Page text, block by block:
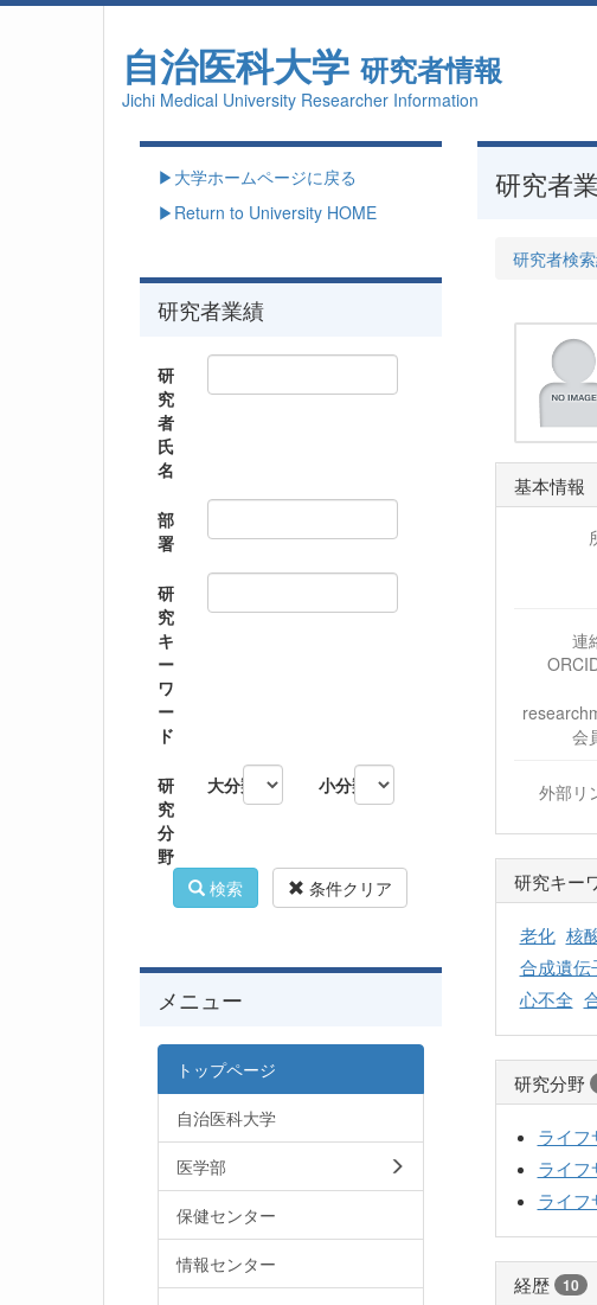
自治医科大学 研究者情報
Jichi Medical University Researcher Information
研究者
研究者検
基本情報
連
会
外部リ
研究キー
老化 核
合成遺伝
心不全
研究分野
ライ
ライ
ライ
経歴 10
▶大学ホームページに戻る
▶Return to University HOME
研究者業績
研
究
者
氏
名
部
署
研
究
キ
ー
ワ
ー
ド
研
究
分
野
大分類 小分類
検索 条件クリア
メニュー
トップページ
自治医科大学
医学部
保健センター
情報センター